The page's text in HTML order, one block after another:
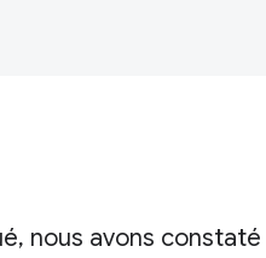
nous avons